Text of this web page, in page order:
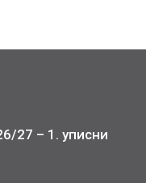
27 – 1. уписни